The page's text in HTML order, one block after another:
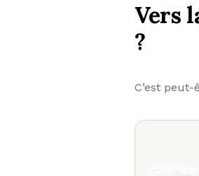
Vers
?
C’est